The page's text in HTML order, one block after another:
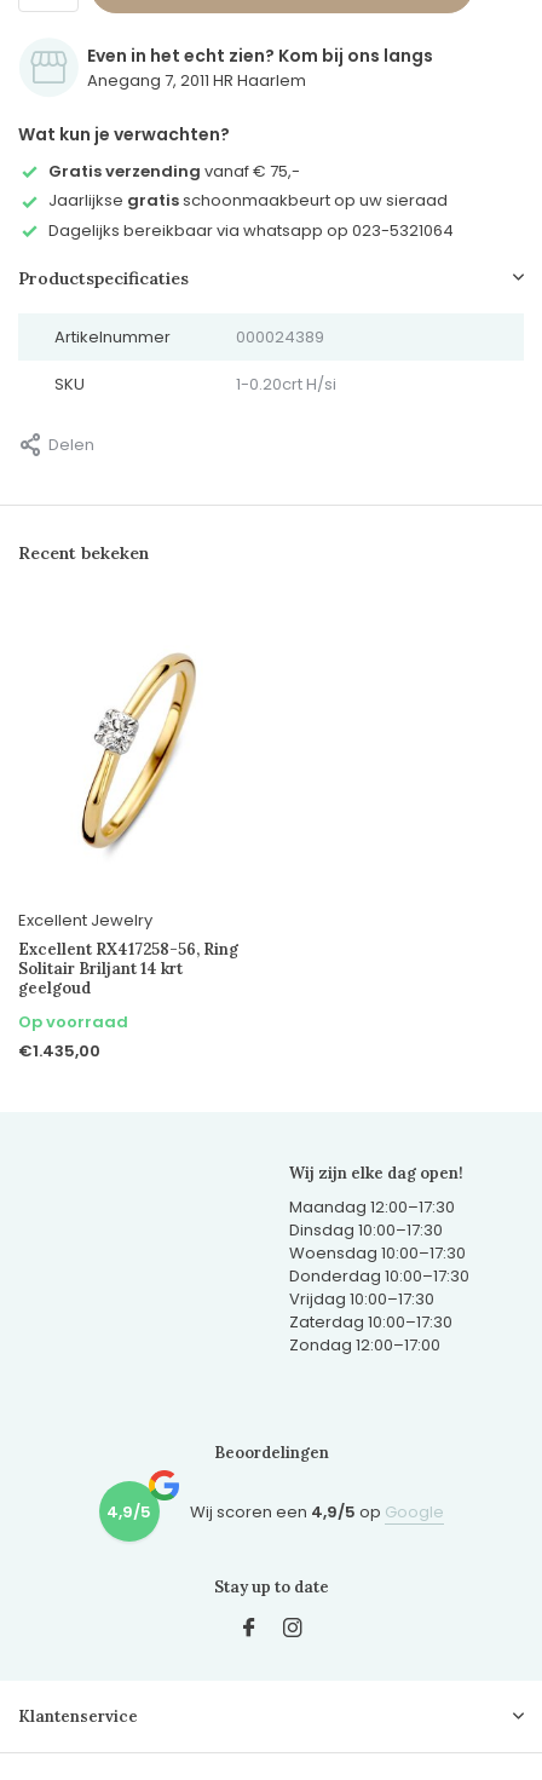
Even in het echt zien? Kom bij ons langs
Anegang 7, 2011 HR Haarlem
Wat kun je verwachten?
Gratis verzending vanaf € 75,-
Jaarlijkse gratisschoonmaakbeurt op uw sieraad
Dagelijks bereikbaar via whatsapp op 023-5321064
Productspecificaties
Artikelnummer 000024389
SKU 1-0.20crt H/si
Delen
Recent bekeken
Excellent Jewelry
Excellent RX417258-56, Ring
Solitair Briljant 14 krt
geelgoud
Op voorraad
€1.435,00
Wij zijn elke dag open!
Maandag 12:00–17:30
Dinsdag 10:00–17:30
Woensdag 10:00–17:30
Donderdag 10:00–17:30
Vrijdag 10:00–17:30
Zaterdag 10:00–17:30
Zondag 12:00–17:00
Beoordelingen
4,9/5 Wij scoren een 4,9/5 op Google
Stay up to date
Klantenservice